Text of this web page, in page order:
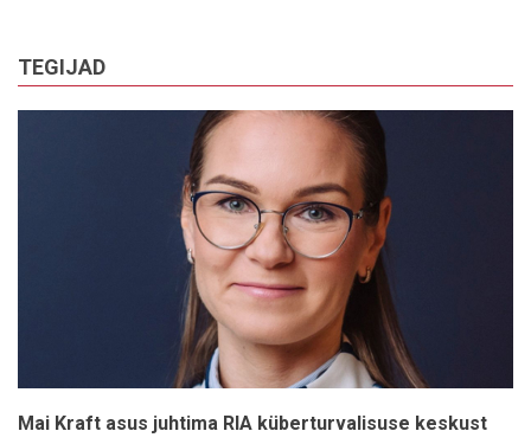
TEGIJAD
Mai Kraft asus juhtima RIA küberturvalisuse keskust